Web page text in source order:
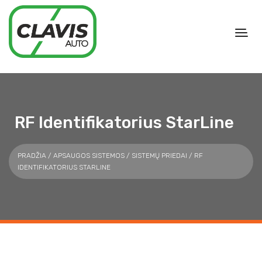
RF Identifikatorius StarLine
PRADŽIA / APSAUGOS SISTEMOS / SISTEMŲ PRIEDAI / RF
IDENTIFIKATORIUS STARLINE